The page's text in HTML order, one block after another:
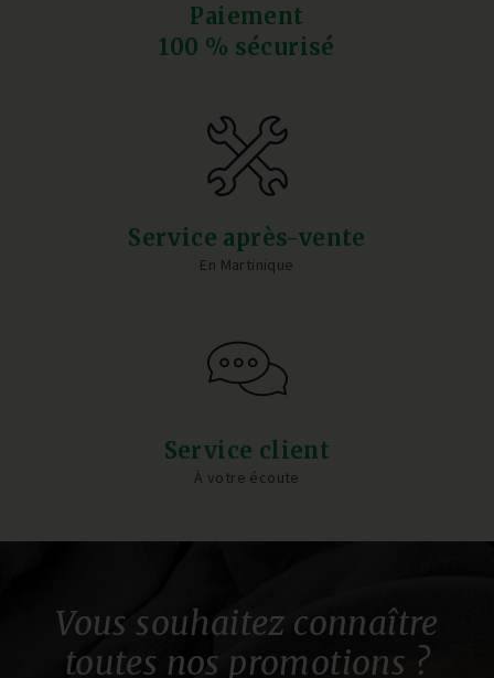
Paiement
100 % sécurisé
Service après-vente
En Martinique
Service client
À votre écoute
Vous souhaitez connaître
toutes nos promotions ?